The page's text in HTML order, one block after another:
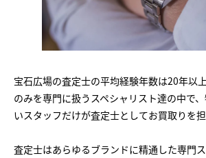
宝石広場の査定士の平均経験年数は20年以
のみを専門に扱うスペシャリスト達の中で
いスタッフだけが査定士としてお買取りを担
査定士はあらゆるブランドに精通した専門